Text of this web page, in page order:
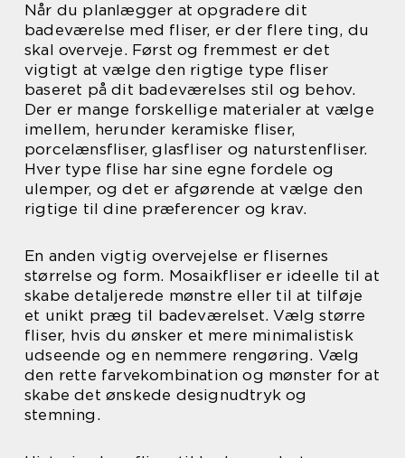
Når du planlægger at opgradere dit
badeværelse med fliser, er der flere ting, du
skal overveje. Først og fremmest er det
vigtigt at vælge den rigtige type fliser
baseret på dit badeværelses stil og behov.
Der er mange forskellige materialer at vælge
imellem, herunder keramiske fliser,
porcelænsfliser, glasfliser og naturstenfliser.
Hver type flise har sine egne fordele og
ulemper, og det er afgørende at vælge den
rigtige til dine præferencer og krav.
En anden vigtig overvejelse er flisernes
størrelse og form. Mosaikfliser er ideelle til at
skabe detaljerede mønstre eller til at tilføje
et unikt præg til badeværelset. Vælg større
fliser, hvis du ønsker et mere minimalistisk
udseende og en nemmere rengøring. Vælg
den rette farvekombination og mønster for at
skabe det ønskede designudtryk og
stemning.